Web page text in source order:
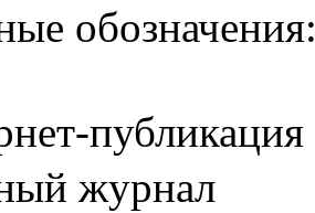
публикация
журнал